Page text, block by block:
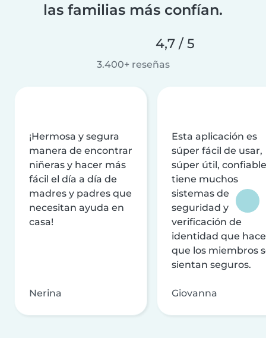
las familias más confían.
4,7 / 5
3.400+ reseñas
¡Hermosa y segura
manera de encontrar
niñeras y hacer más
fácil el día a día de
madres y padres que
necesitan ayuda en
casa!
Nerina
Esta aplicación es
súper fácil de usar,
súper útil,
tiene muchos
sistemas de
seguridad y
verificación de
identidad que
que los miembros
sientan seguros.
Giovanna